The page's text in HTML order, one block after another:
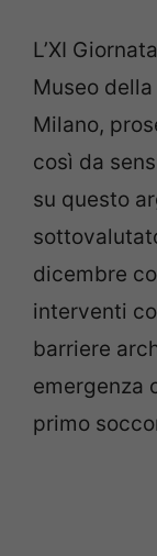
L’XI
Museo
Milano,
così da
su questo
dicembre
interventi
barriere
emergenza
primo